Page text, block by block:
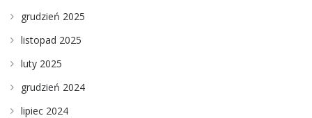
grudzień 2025
listopad 2025
luty 2025
grudzień 2024
lipiec 2024